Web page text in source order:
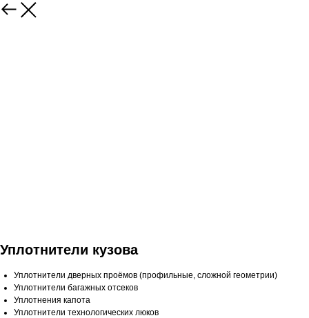
Уплотнители кузова
Уплотнители дверных проёмов (профильные, сложной геометрии)
Уплотнители багажных отсеков
Уплотнения капота
Уплотнители технологических люков